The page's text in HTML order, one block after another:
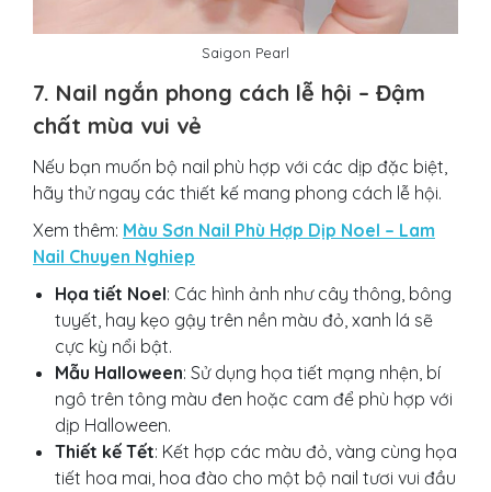
Saigon Pearl
7. Nail ngắn phong cách lễ hội – Đậm
chất mùa vui vẻ
Nếu bạn muốn bộ nail phù hợp với các dịp đặc biệt,
hãy thử ngay các thiết kế mang phong cách lễ hội.
Xem thêm: Màu Sơn Nail Phù Hợp Dịp Noel – Lam
Nail Chuyen Nghiep
Họa tiết Noel: Các hình ảnh như cây thông, bông
tuyết, hay kẹo gậy trên nền màu đỏ, xanh lá sẽ
cực kỳ nổi bật.
Mẫu Halloween: Sử dụng họa tiết mạng nhện, bí
ngô trên tông màu đen hoặc cam để phù hợp với
dịp Halloween.
Thiết kế Tết: Kết hợp các màu đỏ, vàng cùng họa
tiết hoa mai, hoa đào cho một bộ nail tươi vui đầu